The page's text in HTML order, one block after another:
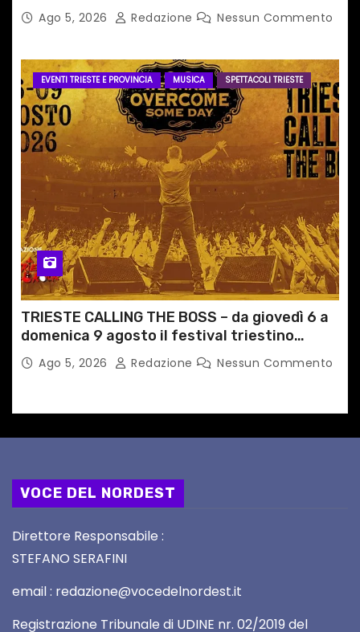
PERCORSI, FERMATE E ORARIO
Ago 5, 2026 Redazione Nessun Commento
EVENTI TRIESTE E PROVINCIA MUSICA SPETTACOLI TRIESTE
TRIESTE CALLING THE BOSS – da giovedì 6 a
domenica 9 agosto il festival triestino
dedicato a Springsteen
Ago 5, 2026 Redazione Nessun Commento
VOCE DEL NORDEST
Direttore Responsabile :
STEFANO SERAFINI
email : redazione@vocedelnordest.it
Registrazione Tribunale di UDINE nr. 02/2019 del